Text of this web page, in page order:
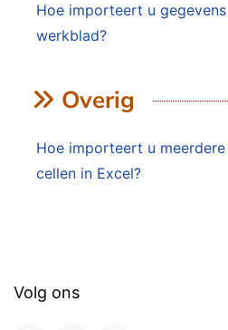
Hoe importeert u
werkblad?
Overig
Hoe importeert u
cellen in Excel?
Volg ons